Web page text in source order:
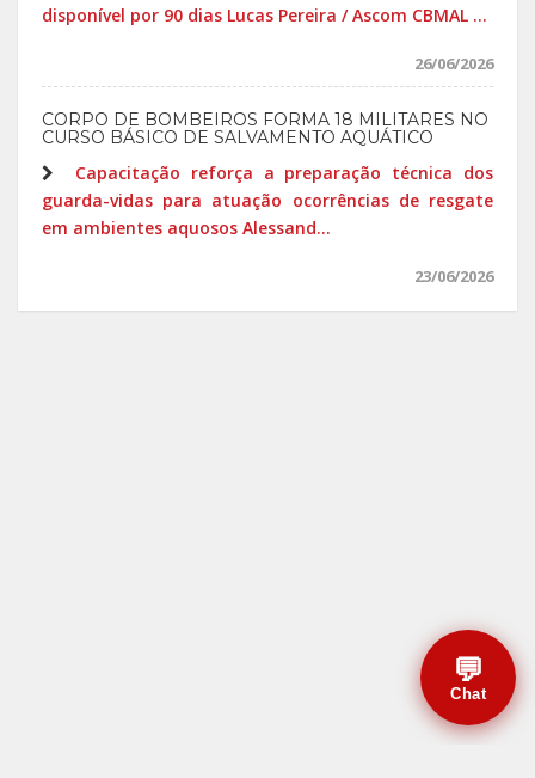
disponível por 90 dias Lucas Pereira / Ascom CBMAL ...
26/06/2026
CORPO DE BOMBEIROS FORMA 18 MILITARES NO
CURSO BÁSICO DE SALVAMENTO AQUÁTICO
Capacitação reforça a preparação técnica dos
guarda-vidas para atuação ocorrências de resgate
em ambientes aquosos Alessand...
23/06/2026
💬
Chat